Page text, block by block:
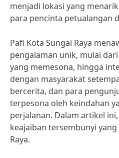
menjadi lokasi yang
para pencinta petualangan
Pafi Kota Sungai Raya
pengalaman unik, mulai
yang memesona, hingga
dengan masyarakat
bercerita, dan para
terpesona oleh keindahan
perjalanan. Dalam artikel
keajaiban tersembunyi
Raya.